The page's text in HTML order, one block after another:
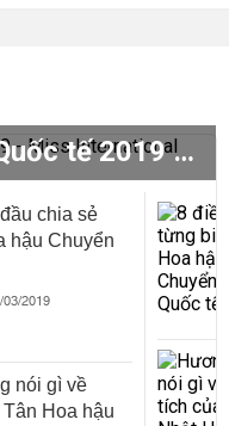
Hoa hậu Chuyển giới Quốc tế 2019 - Miss International Queen 2019
chia sẻ
hậu Chuyển
2019
nói gì về
Hoa hậu